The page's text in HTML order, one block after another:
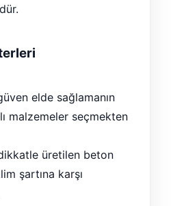
elde sağlamanın
malzemeler seçmekten
üretilen beton
şartına karşı